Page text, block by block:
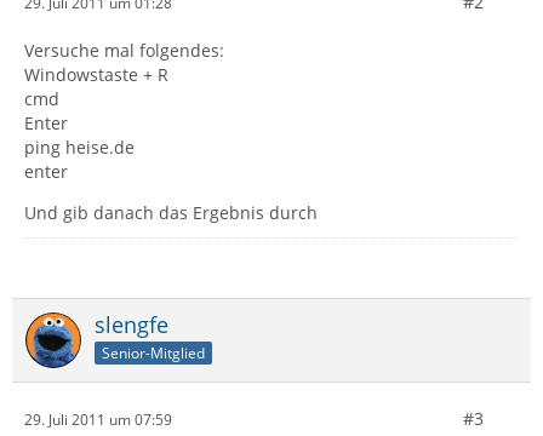
Versuche mal folgendes:
Windowstaste + R
cmd
Enter
ping heise.de
enter
Und gib danach das Ergebnis durch
slengfe
Senior-Mitglied
29. Juli 2011 um 07:59 #3